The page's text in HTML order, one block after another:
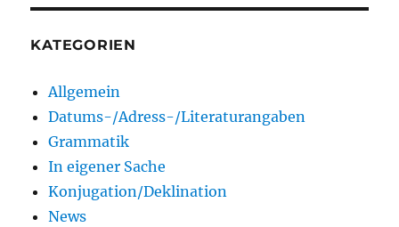
KATEGORIEN
Allgemein
Datums-/Adress-/Literaturangaben
Grammatik
In eigener Sache
Konjugation/Deklination
News